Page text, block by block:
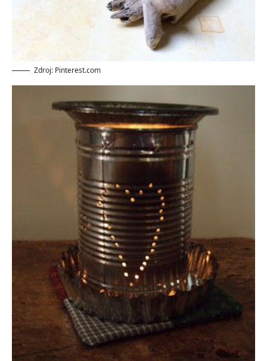
Zdroj: Pinterest.com